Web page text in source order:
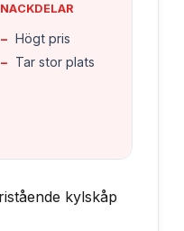
NACKDELAR
− Högt pris
− Tar stor plats